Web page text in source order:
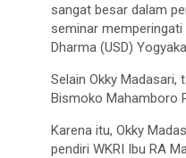
sangat besar dalam
seminar memperingati
Dharma (USD)
Selain Okky Madasari,
Bismoko Mahamboro
Karena itu, Okky
pendiri WKRI Ibu RA